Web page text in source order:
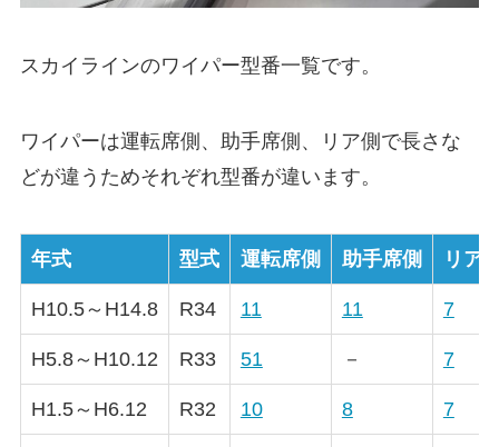
スカイラインのワイパー型番一覧です。
ワイパーは運転席側、助手席側、リア側で長さな
どが違うためそれぞれ型番が違います。
年式 型式 運転席側 助手席側 リア
H10.5～H14.8 R34 11 11 7
H5.8～H10.12 R33 51 － 7
H1.5～H6.12 R32 10 8 7